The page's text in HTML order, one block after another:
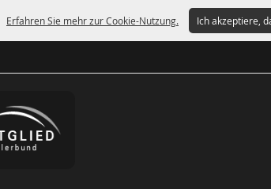
Erfahren Sie mehr zur Cookie-Nutzung. Ich akzeptiere,